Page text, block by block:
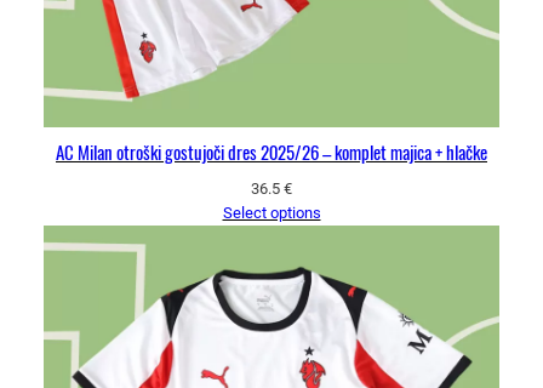
AC Milan otroški gostujoči dres 2025/26 – komplet majica + hlačke
36.5 €
Select options